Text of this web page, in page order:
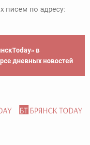
писем по адресу:
в
дневных новостей